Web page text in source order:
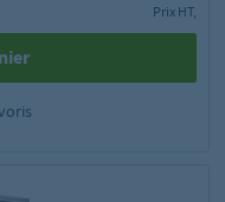
Prix HT,